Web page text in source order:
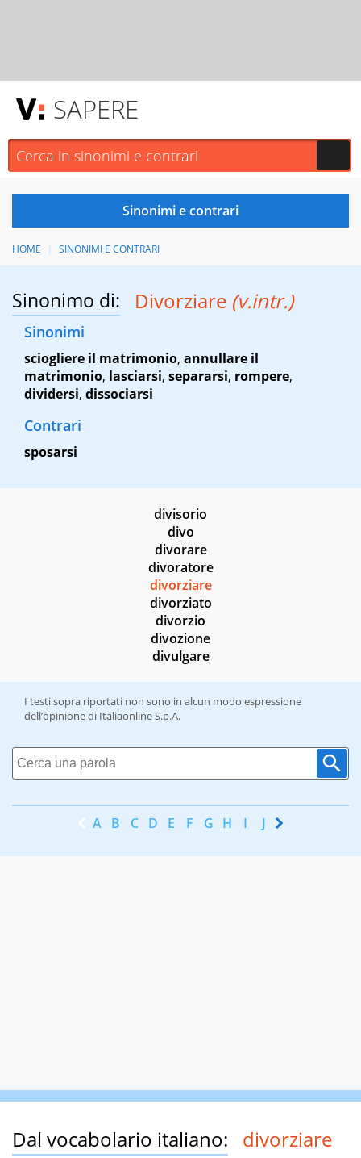
SAPERE
HOME SINONIMI E CONTRARI
Sinonimo di: Divorziare (v.intr.)
Sinonimi
sciogliere il matrimonio, annullare il
matrimonio, lasciarsi, separarsi, rompere,
dividersi, dissociarsi
Contrari
sposarsi
divisorio
divo
divorare
divoratore
divorziare
divorziato
divorzio
divozione
divulgare
I testi sopra riportati non sono in alcun modo espressione
dell’opinione di Italiaonline S.p.A.
A B C D E F G H I J K
Dal vocabolario italiano: divorziare